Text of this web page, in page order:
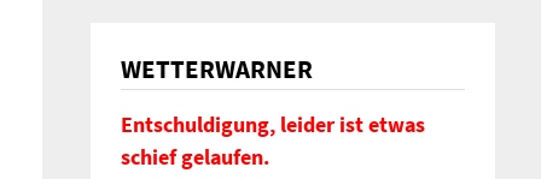
WETTERWARNER
Entschuldigung, leider ist etwas
schief gelaufen.